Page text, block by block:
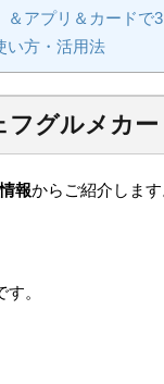
アプリ＆カードで3
い方・活用法
グルメカ
報からご紹介します
す。